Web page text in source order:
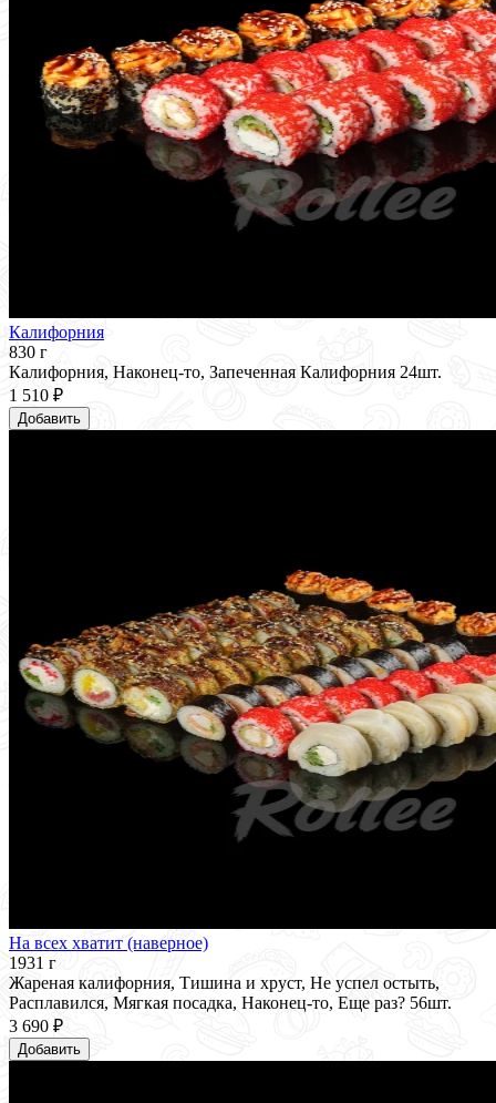
Калифорния
830 г
Калифорния, Наконец-то, Запеченная Калифорния 24шт.
1 510 ₽
Добавить
На всех хватит (наверное)
1931 г
Жареная калифорния, Тишина и хруст, Не успел остыть,
Расплавился, Мягкая посадка, Наконец-то, Еще раз? 56шт.
3 690 ₽
Добавить